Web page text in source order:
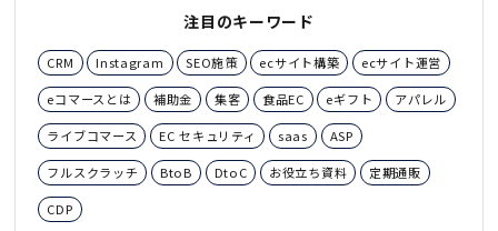
注目のキーワード
CRM Instagram SEO施策 ecサイト構築 ecサイト運営
eコマースとは 補助金 集客 食品EC eギフト アパレル
ライブコマース EC セキュリティ saas ASP
フルスクラッチ BtoB DtoC お役立ち資料 定期通販
CDP